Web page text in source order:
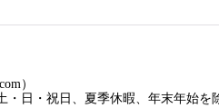
）
日・祝日、夏季休暇、年末年始を